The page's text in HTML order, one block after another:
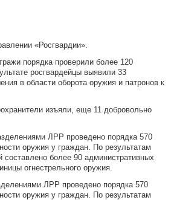
«Росгвардии».
порядка проверили более 120
росгвардейцы выявили 33
в области оборота оружия и патронов к
изъяли, еще 11 добровольно
ЛРР проведено порядка 570
оружия у граждан. По результатам
составлено более 90 административных
огнестрельного оружия.
ЛРР проведено порядка 570
оружия у граждан. По результатам